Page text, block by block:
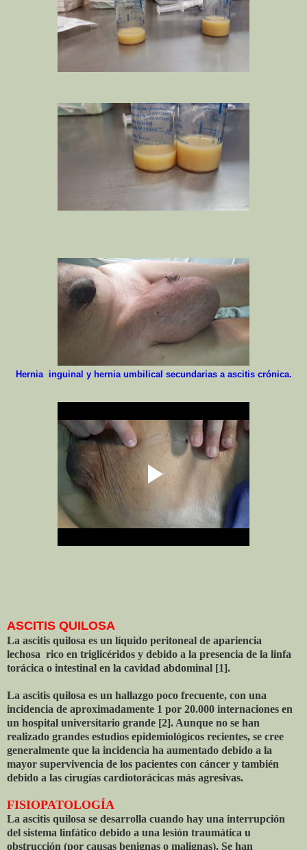
Hernia inguinal y hernia umbilical secundarias a ascitis crónica.
ASCITIS QUILOSA
La ascitis quilosa es un líquido peritoneal de apariencia
lechosa rico en triglicéridos y debido a la presencia de la linfa
torácica o intestinal en la cavidad abdominal [1].
La ascitis quilosa es un hallazgo poco frecuente, con una
incidencia de aproximadamente 1 por 20.000 internaciones en
un hospital universitario grande [2]. Aunque no se han
realizado grandes estudios epidemiológicos recientes, se cree
generalmente que la incidencia ha aumentado debido a la
mayor supervivencia de los pacientes con cáncer y también
debido a las cirugías cardiotorácicas más agresivas.
FISIOPATOLOGÍA
La ascitis quilosa se ​​desarrolla cuando hay una interrupción
del sistema linfático debido a una lesión traumática u
obstrucción (por causas benignas o malignas). Se han